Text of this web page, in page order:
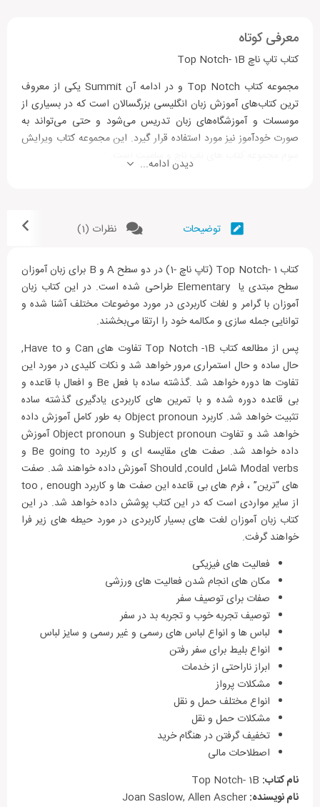
معرفی کوتاه
کتاب تاپ ناچ Top Notch- 1B
مجموعه کتاب Top Notch و در ادامه آن Summit یکی از معروف
ترین کتاب‌های آموزش زبان انگلیسی بزرگسالان است که در بسیاری از
موسسات و آموزشگاه‌های زبان تدریس می‌شود و حتی می‌تواند به
صورت خودآموز نیز مورد استفاده قرار ‌گیرد. این مجموعه کتاب ویرایش
سوم مجموعه کتاب های تاپ ناچ و سامیت است.
Summit1 – Summit2) است. سطح Fundamentals این کتاب، برای
مشتاقان زبانی تهیه شده است که تا کنون فرصت شرکت در کلاس زبان
۳ سطح بعدی (Top Notch 1-2-3) تمامی مطالب و نکات زبان
انگلیسی را به صورت کامل و همراه با جزئیات آموزش خواهند دید.
بعد از اتمام آموزش کتاب های “تاپ ناچ” و در سطح فوق متوسطه و
پیشرفته یعنی از Upper-intermediate به بعد یادگیری زبان انگلیسی
با کتاب های Summit ادامه خواهد یافت. این کتاب در ۲ سطح برای
دانش آموزان آپر اینترمدیت و ادونسد، آموزش کتاب Top Notch را
کامل‌تر می کند.
در کتاب‌های Top Notch و Summit تمام مهارت‌های زبان اعم از
خواندن یا Reading، نوشتن یا Writing، گوش کردن یا Listening و
صحبت کردن یا Speaking پوشش داده می‌شود. مجموعه کتاب Top
Notch برای تمامی سطوح (مبتدی – متوسط – پیشرفته) مناسب است.
این مجموعه کتاب زبان آموزان را از سطح A1 به سطح C1 می‌رساند.
تمامی سطوح این دوره کامل آموزشی، دارای کتاب کار یا همان
Workbook به همراه CD صوتی است. مجموعه فوق، از انتشارات
Pearson لانگمن و دارای لهجه امریکن American است.
محتوای کتاب Top Notch- 1B
شامل 5 درس
آموزش چهار مهارت زبان انگلیسی
آموزش گرامر، لغات و تلفظ در هر درس
تقویت رایتینگ
متن آهنگ ‌های پاپ در انتهای کتاب
همراه با CD
تقویت گرامر
جدول تلفظ
کتاب کار + کتاب دانش آموز در یک کتاب
قابل استفاده به صورت خود آموز
دیدن ادامه...
توضیحات نظرات (1)
کتاب Top Notch- 1 (تاپ ناچ -1) در دو سطح A و B برای زبان آموزان
سطح مبتدی یا Elementary طراحی شده است. در این کتاب زبان
آموزان با گرامر و لغات کاربردی در مورد موضوعات مختلف آشنا شده و
توانایی جمله سازی و مکالمه خود را ارتقا می‌بخشند.
پس از مطالعه کتاب Top Notch -1B تفاوت های Can و Have to,
حال ساده و حال استمراری مرور خواهد شد و نکات کلیدی در مورد این
تفاوت ها دوره خواهد شد .گذشته ساده با فعل Be و افعال با قاعده و
بی قاعده دوره شده و با تمرین های کاربردی یادگیری گذشته ساده
تثبیت خواهد شد. کاربرد Object pronoun به طور کامل آموزش داده
خواهد شد و تفاوت Subject pronoun و Object pronoun آموزش
داده خواهد شد. صفت های مقایسه ای و کاربرد Be going to و
Modal verbs شامل Should ,could آموزش داده خواهند شد. صفت
های “ترین” ، فرم های بی قاعده این صفت ها و کاربرد too , enough
از سایر مواردی است که در این کتاب پوشش داده خواهد شد. در این
کتاب زبان آموزان لغت های بسیار کاربردی در مورد حیطه های زیر فرا
خواهند گرفت.
فعالیت های فیزیکی
مکان های انجام شدن فعالیت های ورزشی
صفات برای توصیف سفر
توصیف تجربه خوب و تجربه بد در سفر
لباس ها و انواع لباس های رسمی و غیر رسمی و سایز لباس
انواع بلیط برای سفر رفتن
ابراز ناراحتی از خدمات
مشکلات پرواز
انواع مختلف حمل و نقل
مشکلات حمل و نقل
تخفیف گرفتن در هنگام خرید
اصطلاحات مالی
نام کتاب:
نام نویسنده:Joan Saslow, Allen Ascher